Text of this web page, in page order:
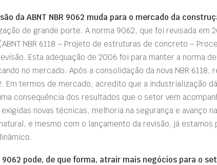
da ABNT NBR 9062 muda para o mercado da
de grande porte. A norma 9062, que foi revisada em
NBR 6118 – Projeto de estruturas de concreto –
Esta adequação de 2006 foi para manter a norma
no mercado. Após a consolidação da nova NBR 6118,
Em termos de mercado, acredito que a industrialização
consequência dos resultados que o setor vem
novas técnicas, melhoria na segurança e avanço
e mesmo com o lançamento da revisão, já estamos
9062 pode, de que forma, atrair mais negócios para o